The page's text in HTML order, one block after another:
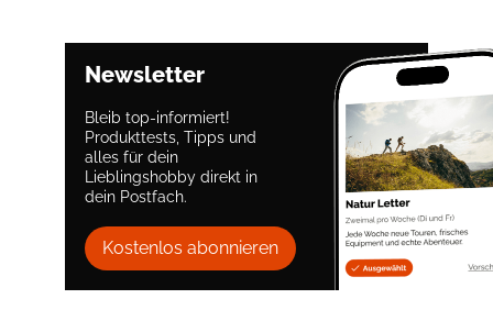
Newsletter
Bleib top-informiert!
Produkttests, Tipps und
alles für dein
Lieblingshobby direkt in
dein Postfach.
Kostenlos abonnieren